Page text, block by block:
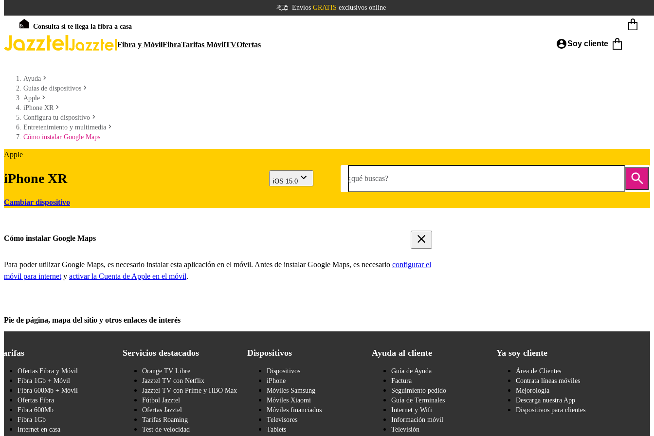
Envíos GRATIS exclusivos online
Consulta si te llega la fibra a casa
Fibra y MóvilFibraTarifas MóvilTVOfertas Soy cliente
Ayuda
Guías de dispositivos
Apple
iPhone XR
Configura tu dispositivo
Entretenimiento y multimedia
Cómo instalar Google Maps
Apple
iPhone XR
Cambiar dispositivo
iOS 15.0 ¿qué buscas?
Cómo instalar Google Maps
Para poder utilizar Google Maps, es necesario instalar esta aplicación en el móvil. Antes de instalar Google Maps, es necesario configurar el
móvil para internet y activar la Cuenta de Apple en el móvil.
Pie de página, mapa del sitio y otros enlaces de interés
Ofertas Fibra y Móvil
Fibra 1Gb + Móvil
Fibra 600Mb + Móvil
Ofertas Fibra
Fibra 600Mb
Fibra 1Gb
Internet en casa
Servicios destacados
Orange TV Libre
Jazztel TV con Netflix
Jazztel TV con Prime y HBO Max
Fútbol Jazztel
Ofertas Jazztel
Tarifas Roaming
Test de velocidad
Dispositivos
Dispositivos
iPhone
Móviles Samsung
Móviles Xiaomi
Móviles financiados
Televisores
Tablets
Ayuda al cliente
Guía de Ayuda
Factura
Seguimiento pedido
Guía de Terminales
Internet y Wifi
Información móvil
Televisión
Ya soy cliente
Área de Clientes
Contrata líneas móviles
Mejorología
Descarga nuestra App
Dispositivos para clientes